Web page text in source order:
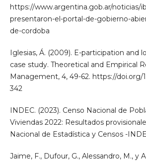
https://www.argentina.gob.ar/noticias/
presentaron-el-portal-de-gobierno-
de-cordoba
Iglesias, Á. (2009). E-participation and
case study. Theoretical and Empirical
Management, 4, 49-62. https://doi.org/
342
INDEC. (2023). Censo Nacional de
Viviendas 2022: Resultados
Nacional de Estadística y Censos -
Jaime, F., Dufour, G., Alessandro, M., y